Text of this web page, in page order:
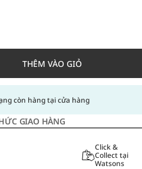
THÊM VÀO GIỎ
còn hàng tại cửa hàng
GIAO HÀNG
Click &
Collect tại
Watsons